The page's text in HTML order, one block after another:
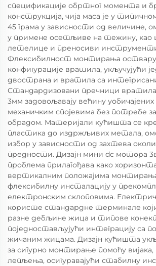
спецификације обртног момента и
конструкција, чија маса је у
45 грама у зависности од величине,
у примене осетљиве на тежину, као
летелице и преносиви
Флексибилност монтирања
конфигурације вратила, укључујући
двострана и вратила са
Стандардизовани пречници
3мм задовољавају већину уобичајених
механичким спојевима без потребе
обрадом. Материјали кућишта се
пластика до издржљивих метала,
избор у зависности од захтева
предности. Дизајн мини dc мотора
проблема прилагођава како
вертикалним положајима монтирања,
флексибилну инсталацију у
електронским склоповима.
користе стандардне терминале
разне дебљине жица и типове
поједностављујући интеграцију са
жичаним жицама. Дизајн кућишта
за сигурно монтирање помоћу
лепљења, осигуравајући стабилну